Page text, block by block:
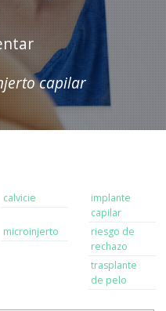
capilar
calvicie
implante
capilar
microinjerto
riesgo de
rechazo
trasplante
de pelo